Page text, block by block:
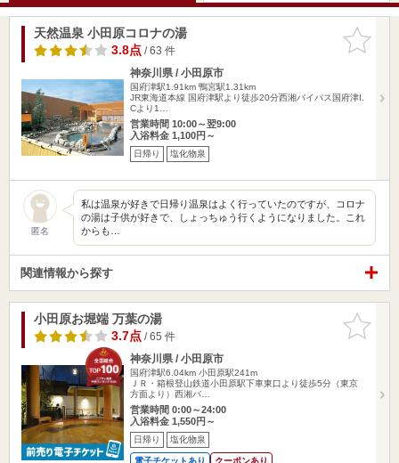
お気に入
りに追加
天然温泉 小田原コロナの湯
3.8点/ 63 件
神奈川県 / 小田原市
国府津駅1.91km 鴨宮駅1.31km
JR東海道本線 国府津駅より徒歩20分西湘バイパス国府津I.
Cより1…
営業時間 10:00～翌9:00
入浴料金 1,100円～
日帰り 塩化物泉
匿名
私は温泉が好きで日帰り温泉はよく行っていたのですが、コロナ
の湯は子供が好きで、しょっちゅう行くようになりました。これ
からも…
関連情報から探す
お気に入
りに追加
小田原お堀端 万葉の湯
3.7点/ 65 件
神奈川県 / 小田原市
国府津駅6.04km 小田原駅241m
ＪＲ・箱根登山鉄道小田原駅下車東口より徒歩5分（東京
方面より）西湘バ…
営業時間 0:00～24:00
入浴料金 1,550円～
日帰り 塩化物泉
電子チケットあり クーポンあり